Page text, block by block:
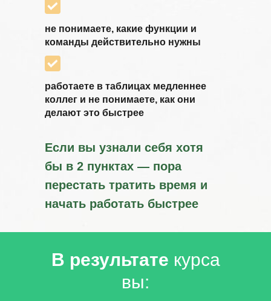
работаете в таблицах медленнее
коллег и не понимаете, как они
делают это быстрее
не понимаете, какие функции и
команды действительно нужны
Если вы узнали себя хотя
бы в 2 пунктах — пора
перестать тратить время и
начать работать быстрее
В результате курса
вы: